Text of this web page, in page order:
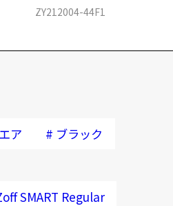
ZY212004-44F1
ア # ブラック
SMART Regular